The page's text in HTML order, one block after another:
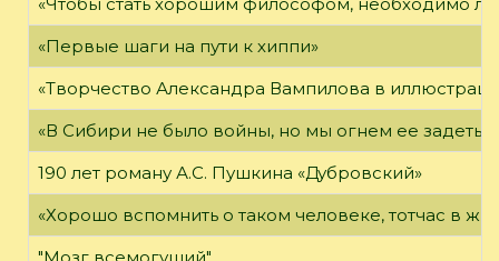
«Первые шаги на пути к хиппи»
«Творчество Александра Вампилова в
«В Сибири не было войны, но мы огнем ее задеты»
190 лет роману А.С. Пушкина «Дубровский»
«Хорошо вспомнить о таком человеке, тотчас в
"Мозг всемогущий"